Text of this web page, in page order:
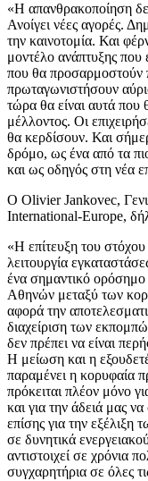
«Η απανθρακοποίηση
Ανοίγει νέες αγορές.
την καινοτομία. Και
μοντέλο ανάπτυξης που
που θα προσαρμοστούν
πρωταγωνιστήσουν
τώρα θα είναι αυτά που
μέλλοντος. Οι
θα κερδίσουν. Και
δρόμο, ως ένα από τα
και ως οδηγός στη νέα
Ο Olivier Jankovec,
International-Europe,
«Η επίτευξη του
λειτουργία
ένα σημαντικό ορόσημο
Αθηνών μεταξύ των
αφορά την
διαχείριση των
δεν πρέπει να είναι
Η μείωση και η
παραμένει η κορυφαία
πρόκειται πλέον μόνο
και για την άδειά μας
επίσης για την
σε δυνητικά
αντιστοιχεί σε χρόνια
συγχαρητήρια σε όλες